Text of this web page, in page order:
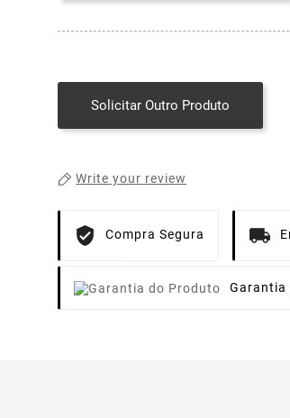
Solicitar Outro Produto
Write your review
Compra Segura
Garantia